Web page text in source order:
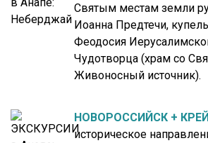
Святым местам земли
Иоанна Предтечи,
Феодосия
Чудотворца (храм со
Живоносный источник).
НОВОРОССИЙСК +
историческое